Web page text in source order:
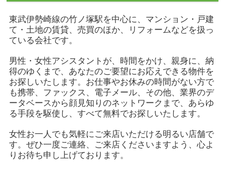
東武伊勢崎線の竹ノ塚駅を中心に、マンション・戸建
て・土地の賃貸、売買のほか、リフォームなどを扱っ
ている会社です。
男性・女性アシスタントが、時間をかけ、親身に、納
得のゆくまで、あなたのご要望にお応えできる物件を
お探しいたします。お仕事やお休みの時間がない方で
も携帯、ファックス、電子メール、その他、業界のデ
ータベースから顔見知りのネットワークまで、あらゆ
る手段を駆使し、すべて無料でお探しいたします。
女性お一人でも気軽にご来店いただける明るい店舗で
す。ぜひ一度ご連絡、ご来店くださいますよう、心よ
りお待ち申し上げております。